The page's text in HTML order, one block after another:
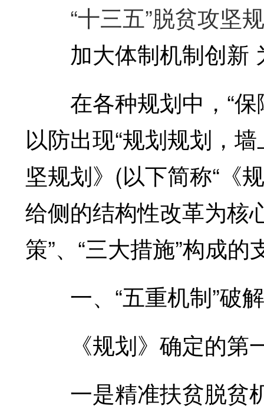
“十三五”脱贫攻坚
加大体制机制创新
在各种规划中，“保
以防出现“规划规划，
坚规划》(以下简称“《
给侧的结构性改革为核
策”、“三大措施”构成的
一、“五重机制”破
《规划》确定的第一
一是精准扶贫脱贫